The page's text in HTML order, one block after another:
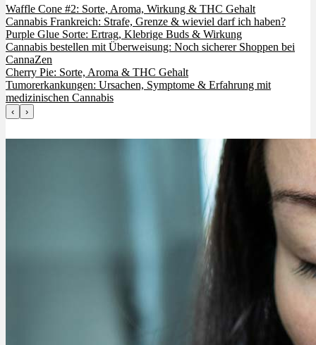
Waffle Cone #2: Sorte, Aroma, Wirkung & THC Gehalt
Cannabis Frankreich: Strafe, Grenze & wieviel darf ich haben?
Purple Glue Sorte: Ertrag, Klebrige Buds & Wirkung
Cannabis bestellen mit Überweisung: Noch sicherer Shoppen bei
CannaZen
Cherry Pie: Sorte, Aroma & THC Gehalt
Tumorerkankungen: Ursachen, Symptome & Erfahrung mit
medizinischen Cannabis
‹ ›